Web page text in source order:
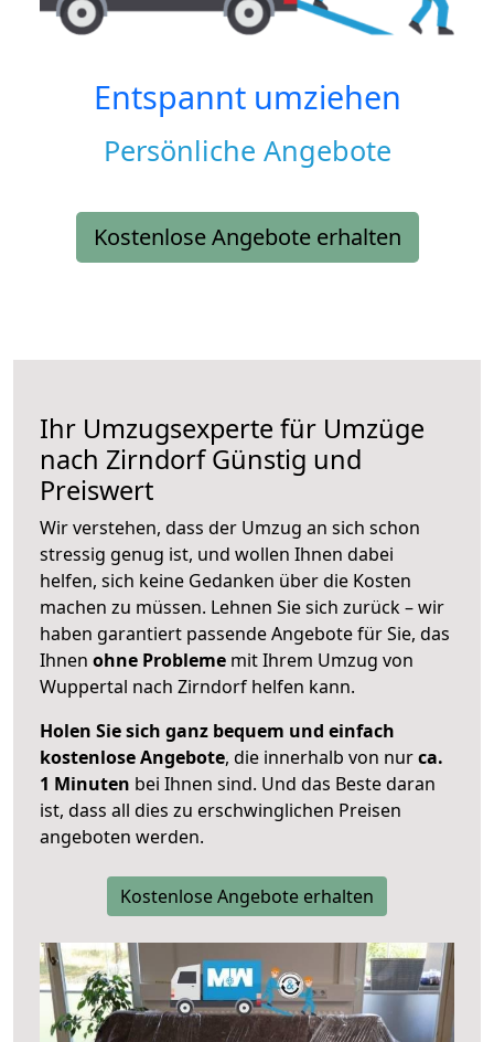
Entspannt umziehen
Persönliche Angebote
Kostenlose Angebote erhalten
Ihr Umzugsexperte für Umzüge
nach ZirndorfGünstig und
Preiswert
Wir verstehen, dass der Umzug an sich schon
stressig genug ist, und wollen Ihnen dabei
helfen, sich keine Gedanken über die Kosten
machen zu müssen. Lehnen Sie sich zurück – wir
haben garantiert passende Angebote für Sie, das
Ihnen ohne Probleme mit Ihrem Umzug von
Wuppertal nach Zirndorf helfen kann.
Holen Sie sich ganz bequem und einfach
kostenlose Angebote, die innerhalb von nurca.
1 Minuten bei Ihnen sind. Und das Beste daran
ist, dass all dies zu erschwinglichen Preisen
angeboten werden.
Kostenlose Angebote erhalten